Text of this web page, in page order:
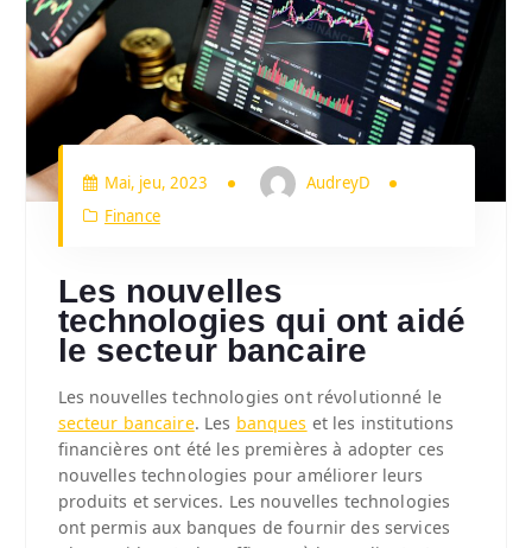
Mai, jeu, 2023
AudreyD
Finance
Les nouvelles
technologies qui ont aidé
le secteur bancaire
Les nouvelles technologies ont révolutionné le
secteur bancaire. Les banques et les institutions
financières ont été les premières à adopter ces
nouvelles technologies pour améliorer leurs
produits et services. Les nouvelles technologies
ont permis aux banques de fournir des services